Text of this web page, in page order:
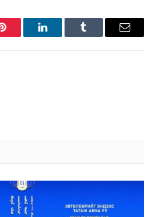
Pinterest LinkedInTumblr Имэйл